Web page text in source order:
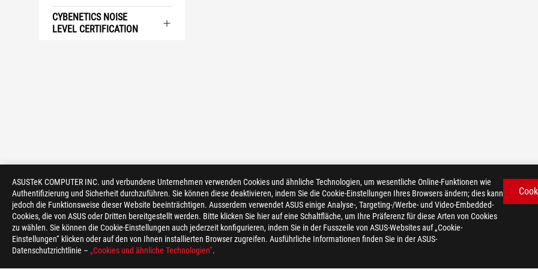
ASUSTeK COMPUTER INC. und verbundene Unternehmen verwenden Cookies und ähnliche Technologien, um wesentliche Online-Funktionen wie
Authentifizierung und Sicherheit durchzuführen. Sie können diese deaktivieren, indem Sie die Cookie-Einstellungen Ihres Browsers ändern; dies kann
jedoch die Funktionsweise dieser Website beeinträchtigen. Ausserdem verwendet ASUS einige Analyse-, Targeting-/Werbe- und Video-Embedded-
Cookies, die von ASUS oder Dritten bereitgestellt werden. Bitte klicken Sie hier auf eine Schaltfläche, um Ihre Präferenz für diese Arten von Cookies
zu wählen. Sie können die Cookie-Einstellungen auch jederzeit konfigurieren, indem Sie in der Fusszeile von ASUS-Websites auf „Cookie-
Einstellungen“ klicken oder auf den von Ihnen installierten Browser zugreifen. Ausführliche Informationen finden Sie in der ASUS-
Datenschutzrichtlinie – „Cookies und ähnliche Technologien“.
CYBENETICS NOISE
LEVEL CERTIFICATION
ASUS
Footer
> GAMING NETZTEILE NETZTEILE FILTER